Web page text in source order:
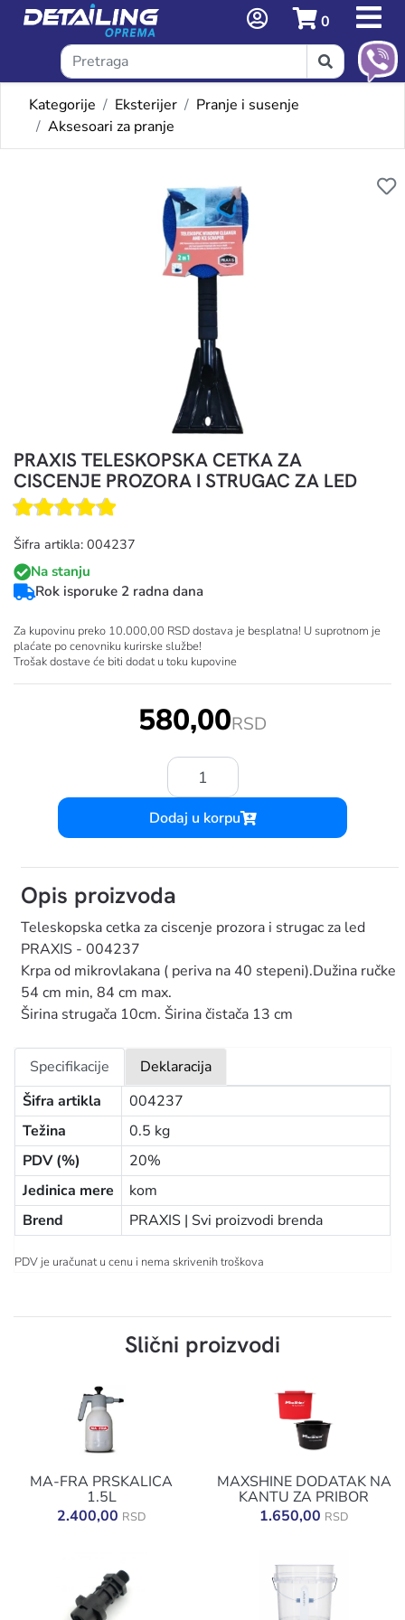
0
Kategorije Eksterijer
Pranje i susenje
Aksesoari za pranje
PRAXIS TELESKOPSKA CETKA ZA
CISCENJE PROZORA I STRUGAC ZA LED
Šifra artikla: 004237
Na stanju
Rok isporuke 2 radna dana
Za kupovinu preko 10.000,00 RSD dostava je besplatna! U suprotnom je
plaćate po cenovniku kurirske službe!
Trošak dostave će biti dodat u toku kupovine
580,00RSD
Količina:
Dodaj u korpu
PRAXIS TELESKOPSKA
Opis proizvoda
Teleskopska cetka za ciscenje prozora i strugac za led
PRAXIS - 004237
Krpa od mikrovlakana ( periva na 40 stepeni).Dužina ručke
54 cm min, 84 cm max.
Širina strugača 10cm. Širina čistača 13 cm
Specifikacije
Deklaracija
Šifra artikla
004237
Težina
0.5 kg
PDV (%)
20%
Jedinica mere
kom
Brend
PRAXIS | Svi proizvodi brenda
PDV je uračunat u cenu i nema skrivenih troškova
Slični proizvodi
MA-FRA PRSKALICA
1.5L
2.400,00 RSD
MAXSHINE DODATAK NA
KANTU ZA PRIBOR
1.650,00 RSD